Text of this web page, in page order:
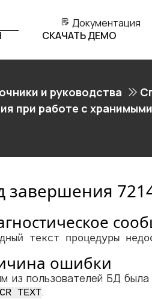
Документация
СКАЧАТЬ ДЕМО
и руководства
при работе с
завершения
текст процедуры
ошибки
из пользователей БД
TEXT.